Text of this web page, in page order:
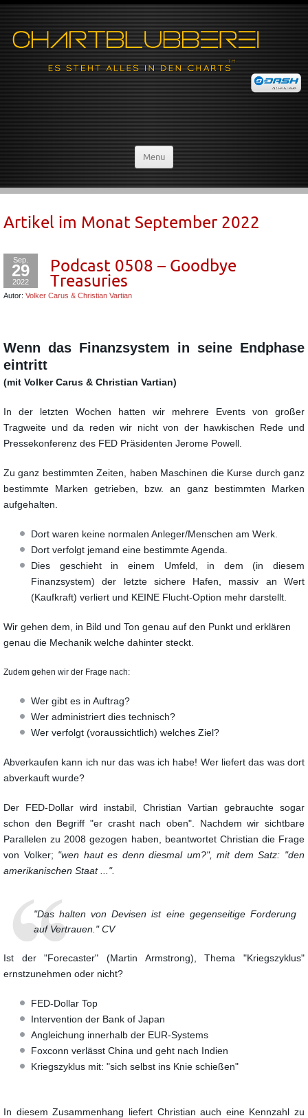
Menu
Artikel im Monat September 2022
Sep.
29
2022
Podcast 0508 – Goodbye
Treasuries
Autor: Volker Carus & Christian Vartian
Wenn das Finanzsystem in seine Endphase
eintritt
(mit Volker Carus & Christian Vartian)
In der letzten Wochen hatten wir mehrere Events von großer
Tragweite und da reden wir nicht von der hawkischen Rede und
Pressekonferenz des FED Präsidenten Jerome Powell.
Zu ganz bestimmten Zeiten, haben Maschinen die Kurse durch ganz
bestimmte Marken getrieben, bzw. an ganz bestimmten Marken
aufgehalten.
Dort waren keine normalen Anleger/Menschen am Werk.
Dort verfolgt jemand eine bestimmte Agenda.
Dies geschieht in einem Umfeld, in dem (in diesem
Finanzsystem) der letzte sichere Hafen, massiv an Wert
(Kaufkraft) verliert und KEINE Flucht-Option mehr darstellt.
Wir gehen dem, in Bild und Ton genau auf den Punkt und erklären
genau die Mechanik welche dahinter steckt.
Zudem gehen wir der Frage nach:
Wer gibt es in Auftrag?
Wer administriert dies technisch?
Wer verfolgt (voraussichtlich) welches Ziel?
Abverkaufen kann ich nur das was ich habe! Wer liefert das was dort
abverkauft wurde?
Der FED-Dollar wird instabil, Christian Vartian gebrauchte sogar
schon den Begriff "er crasht nach oben". Nachdem wir sichtbare
Parallelen zu 2008 gezogen haben, beantwortet Christian die Frage
von Volker; "wen haut es denn diesmal um?", mit dem Satz: "den
amerikanischen Staat ...".
"Das halten von Devisen ist eine gegenseitige Forderung
auf Vertrauen." CV
Ist der "Forecaster" (Martin Armstrong), Thema "Kriegszyklus"
ernstzunehmen oder nicht?
FED-Dollar Top
Intervention der Bank of Japan
Angleichung innerhalb der EUR-Systems
Foxconn verlässt China und geht nach Indien
Kriegszyklus mit: "sich selbst ins Knie schießen"
In diesem Zusammenhang liefert Christian auch eine Kennzahl zu